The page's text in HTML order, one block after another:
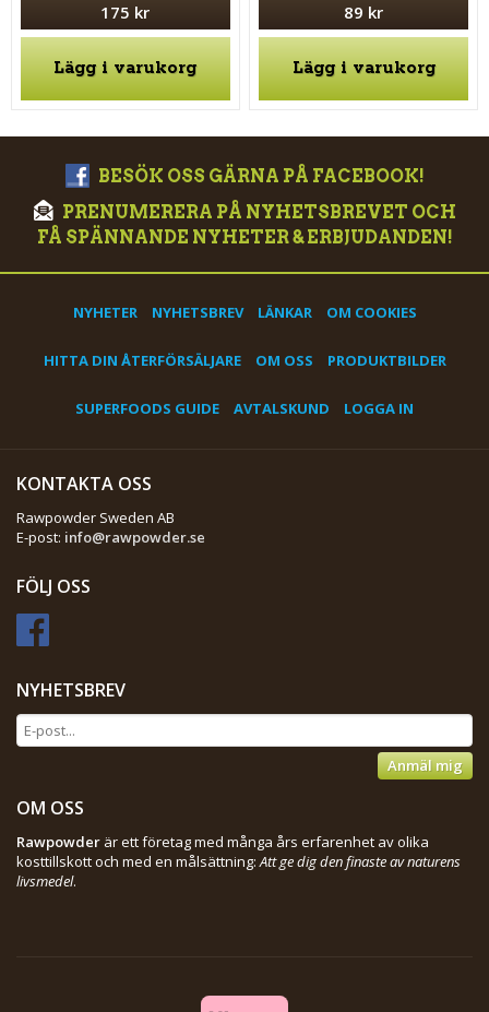
175 kr
Lägg i varukorg
89 kr
Lägg i varukorg
BESÖK OSS GÄRNA PÅ FACEBOOK!
PRENUMERERA PÅ NYHETSBREVET OCH
FÅ SPÄNNANDE NYHETER & ERBJUDANDEN!
NYHETER NYHETSBREV LÄNKAR OM COOKIES
HITTA DIN ÅTERFÖRSÄLJARE OM OSS PRODUKTBILDER
SUPERFOODS GUIDE AVTALSKUND LOGGA IN
KONTAKTA OSS
Rawpowder Sweden AB
E-post: info@rawpowder.se
FÖLJ OSS
NYHETSBREV
Anmäl mig
OM OSS
Rawpowder är ett företag med många års erfarenhet av olika
kosttillskott och med en målsättning:Att ge dig den finaste av naturens
livsmedel.